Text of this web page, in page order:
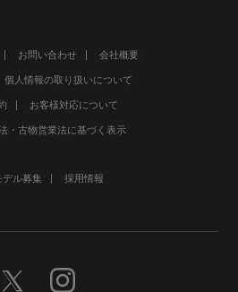
お問い合わせ 会社概要
個人情報の取り扱いについて
お客様対応について
・古物営業法に基づく表示
デル募集 採用情報